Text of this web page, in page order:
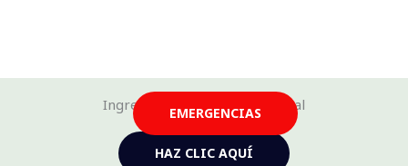
EMERGENCIAS
Ingresa a nuestra tienda virtual
HAZ CLIC AQUÍ